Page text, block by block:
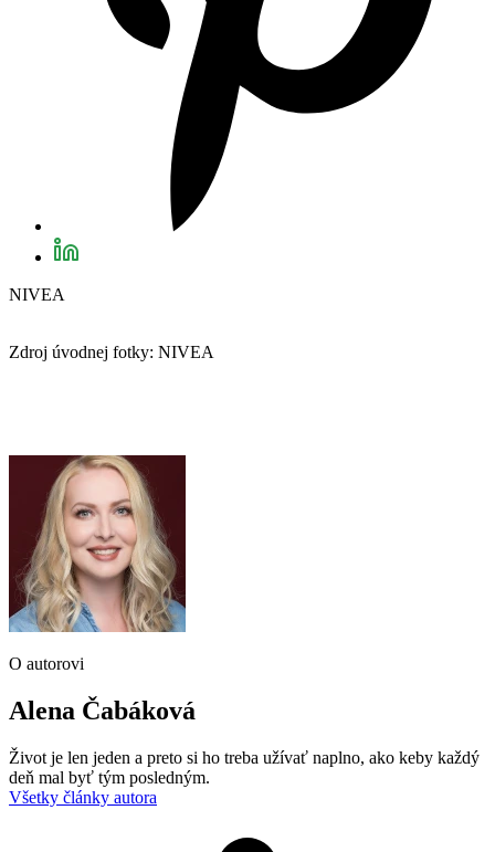
NIVEA
Zdroj úvodnej fotky: NIVEA
O autorovi
Alena Čabáková
Život je len jeden a preto si ho treba užívať naplno, ako keby každý
deň mal byť tým posledným.
Všetky články autora